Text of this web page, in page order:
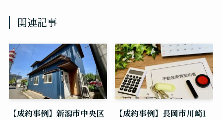
関連記事
【成約事例】新潟市中央区
【成約事例】長岡市川崎1